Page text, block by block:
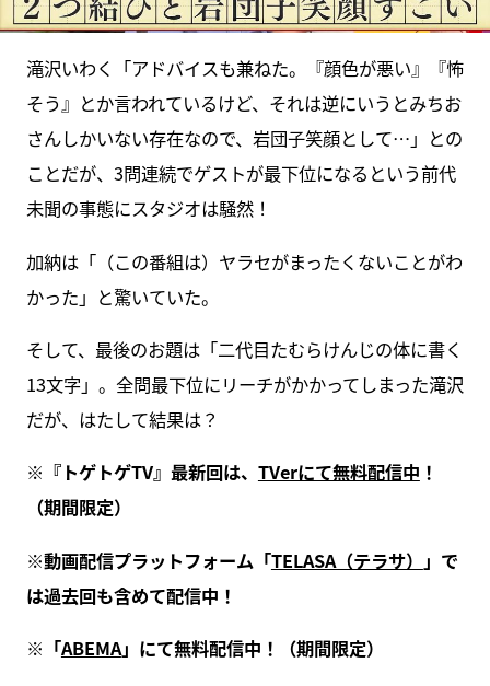
滝沢いわく「アドバイスも兼ねた。『顔色が悪い』『怖
そう』とか言われているけど、それは逆にいうとみちお
さんしかいない存在なので、岩団子笑顔として…」との
ことだが、3問連続でゲストが最下位になるという前代
未聞の事態にスタジオは騒然！
加納は「（この番組は）ヤラセがまったくないことがわ
かった」と驚いていた。
そして、最後のお題は「二代目たむらけんじの体に書く
13文字」。全問最下位にリーチがかかってしまった滝沢
だが、はたして結果は？
※『トゲトゲTV』最新回は、 TVerにて無料配信中 ！
（期間限定）
※動画配信プラットフォーム「TELASA（テラサ） 」で
は過去回も含めて配信中！
※「ABEMA」にて無料配信中！（期間限定）